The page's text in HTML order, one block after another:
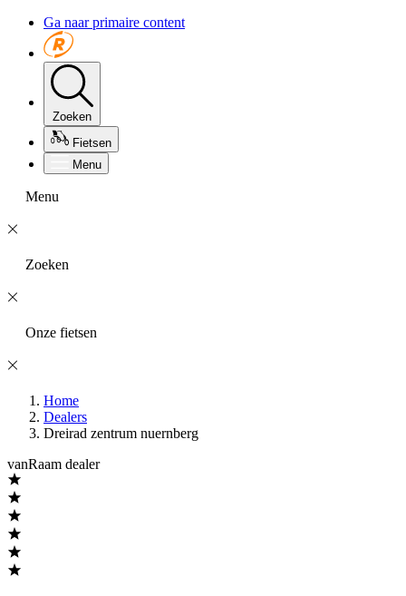
Ga naar primaire content
Zoeken
Fietsen
Menu
Menu
Zoeken
Onze fietsen
Home
Dealers
Dreirad zentrum nuernberg
vanRaam dealer